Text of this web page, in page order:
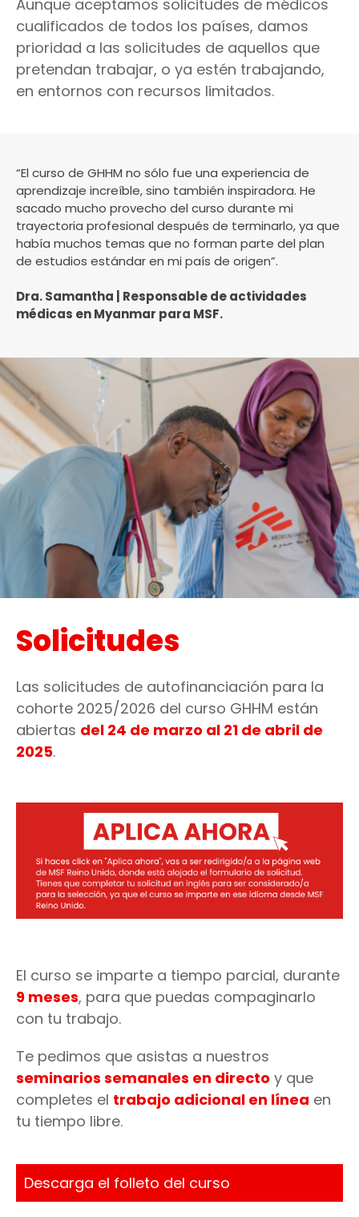
Aunque aceptamos solicitudes de médicos
cualificados de todos los países, damos
prioridad a las solicitudes de aquellos que
pretendan trabajar, o ya estén trabajando,
en entornos con recursos limitados.
“El curso de GHHM no sólo fue una experiencia de
aprendizaje increíble, sino también inspiradora. He
sacado mucho provecho del curso durante mi
trayectoria profesional después de terminarlo, ya que
había muchos temas que no forman parte del plan
de estudios estándar en mi país de origen”.
Dra. Samantha | Responsable de actividades
médicas en Myanmar para MSF.
Solicitudes
Las solicitudes de autofinanciación para la
cohorte 2025/2026 del curso GHHM están
abiertas del 24 de marzo al 21 de abril de
2025.
El curso se imparte a tiempo parcial, durante
9 meses, para que puedas compaginarlo
con tu trabajo.
Te pedimos que asistas a nuestros
seminarios semanales en directo y que
completes el trabajo adicional en línea en
tu tiempo libre.
Descarga el folleto del curso